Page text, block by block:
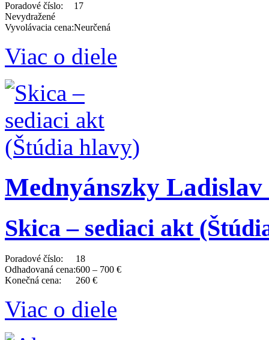
Poradové číslo:
17
Nevydražené
Vyvolávacia cena:Neurčená
Viac o diele
Mednyánszky Ladislav
Skica – sediaci akt
Poradové číslo:
18
Odhadovaná cena:600 – 700 €
Konečná cena:
260 €
Viac o diele